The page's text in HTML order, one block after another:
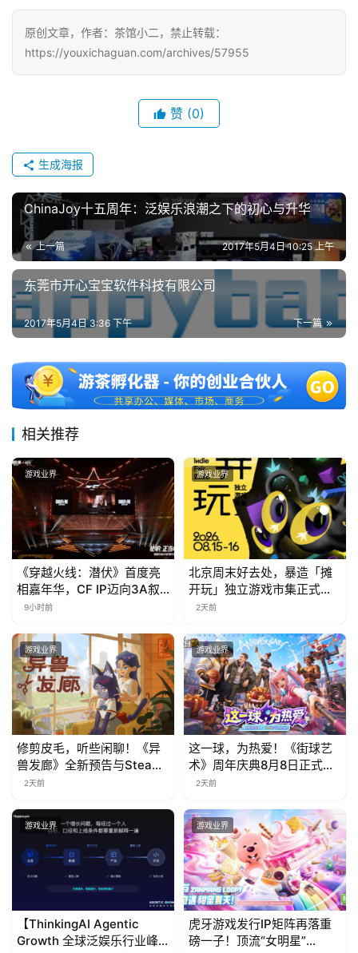
原创文章，作者：茶馆小二，禁止转载：
https://youxichaguan.com/archives/57955
赞 (0)
生成海报
ChinaJoy十五周年：泛娱乐浪潮之下的初心与升华
上一篇 2017年5月4日 10:25 上午
东莞市开心宝宝软件科技有限公司
下一篇
2017年5月4日 3:36 下午
相关推荐
游戏业界
《穿越火线：潜伏》首度亮
相嘉年华，CF IP迈向3A叙
事新高度
9小时前
游戏业界
北京周末好去处，暴造「摊
开玩」独立游戏市集正式开
票！
2天前
游戏业界
修剪皮毛，听些闲聊！《异
兽发廊》全新预告与Steam
免费试玩公开
2天前
游戏业界
这一球，为热爱！《街球艺
术》周年庆典8月8日正式上
线，多重福利与全新内容同
2天前
游戏业界
【ThinkingAI Agentic
Growth 全球泛娱乐行业峰
游戏业界
虎牙游戏发行IP矩阵再落重
磅一子！顶流“女明星”